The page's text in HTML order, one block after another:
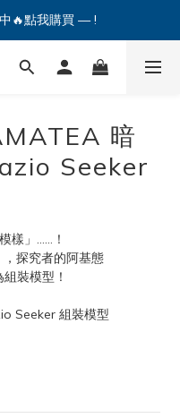
🔥點我購買 — !
🔥點我購買 — !
優惠券！🎫
暗
Seeker
樣」……！
探究者的阿基態
裝模型！
Seeker 組裝模型